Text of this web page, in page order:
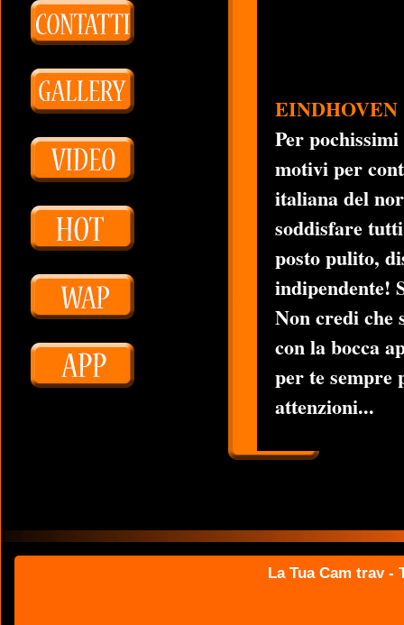
EINDHOVEN
Per
motivi per
italiana del
soddisfare
posto pulito,
indipendente!
Non credi che
con la bocca
per te sempre
attenzioni...
La Tua Cam trav -